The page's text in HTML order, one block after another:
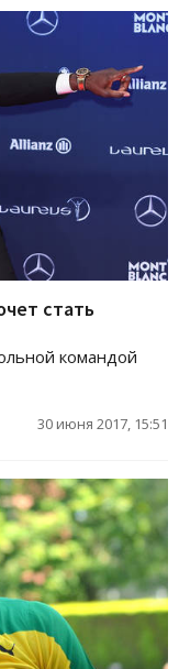
стать
командой
30 июня 2017, 15:51